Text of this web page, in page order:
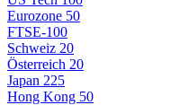
Eurozone 50
FTSE-100
Schweiz 20
Österreich 20
Japan 225
Hong Kong 50